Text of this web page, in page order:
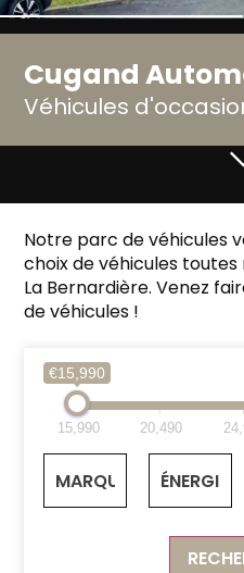
Cugand
Véhicules
Notre parc de véhicules
choix de véhicules
La Bernardière. Venez
de véhicules !
€15,990
15,990 20,490